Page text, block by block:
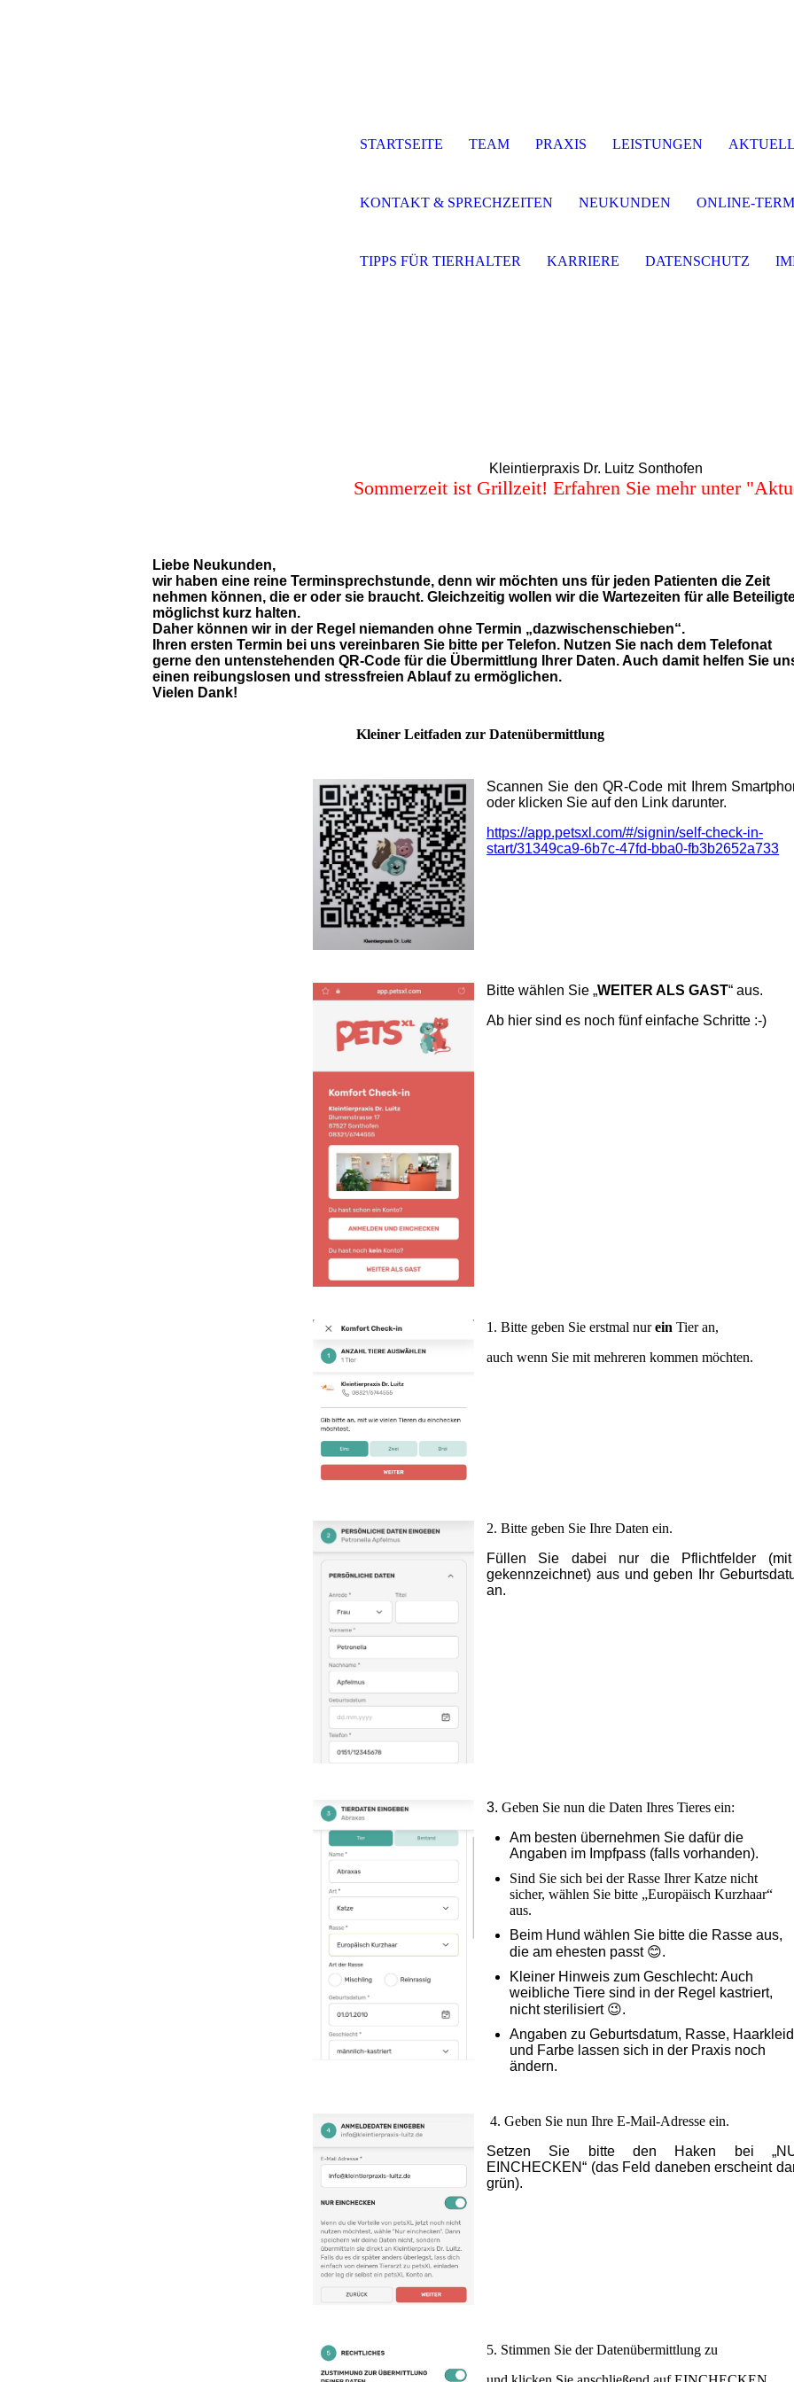
Kleintierpraxis Dr. Luitz Sonthofen
Sommerzeit ist Grillzeit! Erfahren Sie mehr unter
Liebe Neukunden,
wir haben eine reine Terminsprechstunde, denn wir möchten uns für jeden Patienten die Zeit
nehmen können, die er oder sie braucht. Gleichzeitig wollen wir die Wartezeiten für alle
möglichst kurz halten.
Daher können wir in der Regel niemanden ohne Termin „dazwischenschieben“.
Ihren ersten Termin bei uns vereinbaren Sie bitte per Telefon. Nutzen Sie nach dem Telefonat
gerne den untenstehenden QR-Code für die Übermittlung Ihrer Daten. Auch damit helfen Sie
einen reibungslosen und stressfreien Ablauf zu ermöglichen.
Vielen Dank!
Kleiner Leitfaden zur Datenübermittlung
Scannen Sie den QR-Code mit Ihrem
oder klicken Sie auf den Link darunter.
https://app.petsxl.com/#/signin/self-check-in-
start/31349ca9-6b7c-47fd-bba0-fb3b2652a733
Bitte wählen Sie „WEITER ALS GAST“ aus.
Ab hier sind es noch fünf einfache Schritte :-)
1. Bitte geben Sie erstmal nurein Tier an,
auch wenn Sie mit mehreren kommen möchten.
2. Bitte geben Sie Ihre Daten ein.
Füllen Sie dabei nur die Pflichtfelder
gekennzeichnet) aus und geben Ihr
an.
3. Geben Sie nun die Daten Ihres Tieres ein:
Am besten übernehmen Sie dafür die
Angaben im Impfpass (falls vorhanden).
Sind Sie sich bei der Rasse Ihrer Katze nicht
sicher, wählen Sie bitte „Europäisch Kurzhaar“
aus.
Beim Hund wählen Sie bitte die Rasse aus,
die am ehesten passt 😊.
Kleiner Hinweis zum Geschlecht: Auch
weibliche Tiere sind in der Regel kastriert,
nicht sterilisiert 😉.
Angaben zu Geburtsdatum, Rasse, Haarkleid
und Farbe lassen sich in der Praxis noch
ändern.
4. Geben Sie nun Ihre E-Mail-Adresse ein.
Setzen Sie bitte den Haken bei
EINCHECKEN“ (das Feld daneben erscheint
grün).
5. Stimmen Sie der Datenübermittlung zu
STARTSEITE TEAM PRAXIS LEISTUNGEN
KONTAKT & SPRECHZEITEN NEUKUNDEN ONLINE-
TIPPS FÜR TIERHALTER KARRIERE DATENSCHUTZ